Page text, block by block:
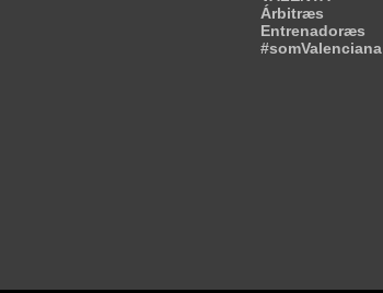
Árbitræs
Entrenadoræs
#somValenciana